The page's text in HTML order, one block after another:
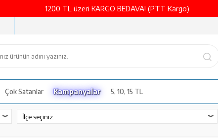
1200 TL üzeri KARGO BEDAVA! (PTT Kargo)
Çok Satanlar Kampanyalar 5, 10, 15 TL